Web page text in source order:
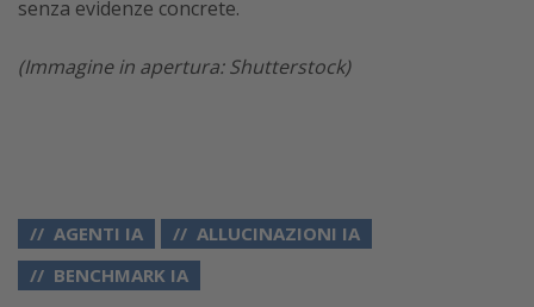
senza evidenze concrete.
(Immagine in apertura: Shutterstock)
AGENTI IA
ALLUCINAZIONI IA
BENCHMARK IA